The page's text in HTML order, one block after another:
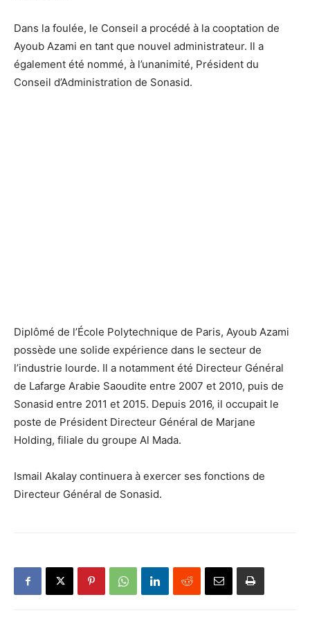
Dans la foulée, le Conseil a procédé à la cooptation de
Ayoub Azami en tant que nouvel administrateur. Il a
également été nommé, à l’unanimité, Président du
Conseil d’Administration de Sonasid.
Diplômé de l’École Polytechnique de Paris, Ayoub Azami
possède une solide expérience dans le secteur de
l’industrie lourde. Il a notamment été Directeur Général
de Lafarge Arabie Saoudite entre 2007 et 2010, puis de
Sonasid entre 2011 et 2015. Depuis 2016, il occupait le
poste de Président Directeur Général de Marjane
Holding, filiale du groupe Al Mada.
Ismail Akalay continuera à exercer ses fonctions de
Directeur Général de Sonasid.